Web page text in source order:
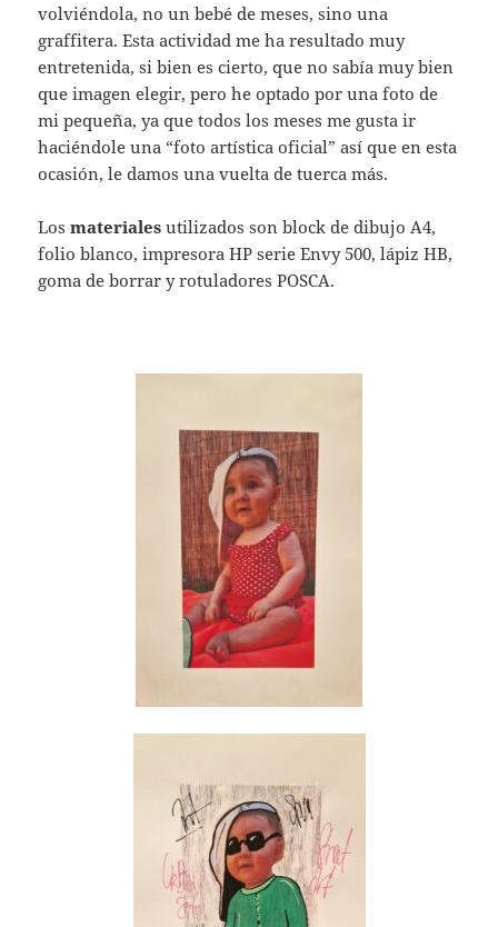
volviéndola, no un bebé de meses, sino una
graffitera. Esta actividad me ha resultado muy
entretenida, si bien es cierto, que no sabía muy bien
que imagen elegir, pero he optado por una foto de
mi pequeña, ya que todos los meses me gusta ir
haciéndole una “foto artística oficial” así que en esta
ocasión, le damos una vuelta de tuerca más.
Losmateriales utilizados son block de dibujo A4,
folio blanco, impresora HP serie Envy 500, lápiz HB,
goma de borrar y rotuladores POSCA.